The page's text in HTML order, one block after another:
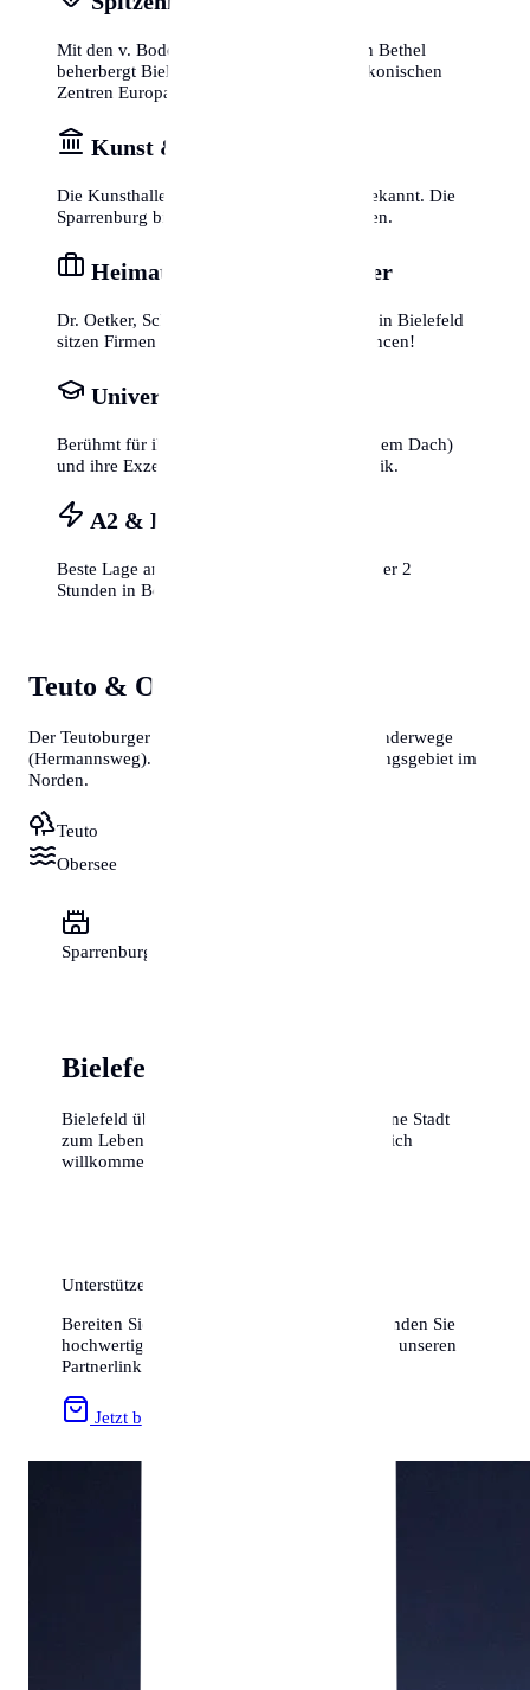
Mit den v. Bodelschwinghschen Stiftungen Bethel
beherbergt Bielefeld eines der größten diakonischen
Zentren Europas.
Kunst & Geschichte
Die Kunsthalle Bielefeld ist international bekannt. Die
Sparrenburg bietet Geschichte zum Anfassen.
Heimat der Weltmarktführer
Dr. Oetker, Schüco, Seidensticker, Alcina – in Bielefeld
sitzen Firmen mit Weltruf. Top-Karrierechancen!
Universität Bielefeld
Berühmt für ihre Architektur (alles unter einem Dach)
und ihre Exzellenz in Soziologie und Technik.
A2 & Bahnnetz
Beste Lage an der A2. Per ICE bist du in unter 2
Stunden in Berlin oder im Ruhrgebiet.
Teuto & Obersee
Der Teutoburger Wald bietet kilometerlange Wanderwege
(Hermannsweg). Der Obersee ist das Naherholungsgebiet im
Norden.
Teuto
Obersee
Sparrenburg City
Bielefeld ist echt
Bielefeld überzeugt durch Substanz. Es ist eine Stadt
zum Leben, Arbeiten und Entspannen. Herzlich
willkommen im Herzen von OWL!
Unterstützen Sie uns & Sparen Sie!
Bereiten Sie Ihren Umzug optimal vor und finden Sie
hochwertiges Zubehör zum besten Preis über unseren
Partnerlink:
Jetzt bei Amazon stöbern »